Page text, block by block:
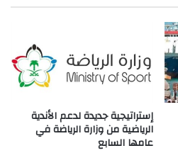
إستراتيجية جديدة لدعم الأندية
الرياضية من وزارة الرياضة في
عامها السابع